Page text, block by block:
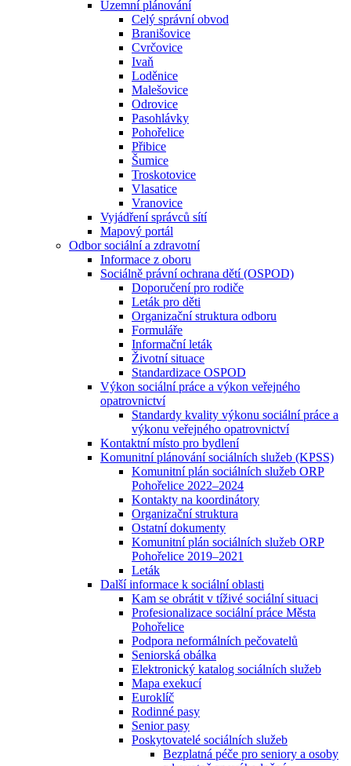
Územní plánování
Celý správní obvod
Branišovice
Cvrčovice
Ivaň
Loděnice
Malešovice
Odrovice
Pasohlávky
Pohořelice
Přibice
Šumice
Troskotovice
Vlasatice
Vranovice
Vyjádření správců sítí
Mapový portál
Odbor sociální a zdravotní
Informace z oboru
Sociálně právní ochrana dětí (OSPOD)
Doporučení pro rodiče
Leták pro děti
Organizační struktura odboru
Formuláře
Informační leták
Životní situace
Standardizace OSPOD
Výkon sociální práce a výkon veřejného
opatrovnictví
Standardy kvality výkonu sociální práce a
výkonu veřejného opatrovnictví
Kontaktní místo pro bydlení
Komunitní plánování sociálních služeb (KPSS)
Komunitní plán sociálních služeb ORP
Pohořelice 2022–2024
Kontakty na koordinátory
Organizační struktura
Ostatní dokumenty
Komunitní plán sociálních služeb ORP
Pohořelice 2019–2021
Leták
Další informace k sociální oblasti
Kam se obrátit v tíživé sociální situaci
Profesionalizace sociální práce Města
Pohořelice
Podpora neformálních pečovatelů
Seniorská obálka
Elektronický katalog sociálních služeb
Mapa exekucí
Euroklíč
Rodinné pasy
Senior pasy
Poskytovatelé sociálních služeb
Bezplatná péče pro seniory a osoby